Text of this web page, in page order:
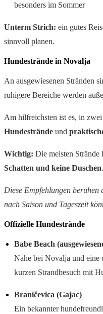
besonders im Sommer
Unterm Strich: ein gutes
sinnvoll planen.
Hundestrände in Novalja
An ausgewiesenen Stränden
ruhigere Bereiche werden
Am hilfreichsten ist es, in
Hundestrände und
Wichtig: Die meisten Strände
Schatten und keine Duschen.
Diese Empfehlungen
nach Saison und Tageszeit
Offizielle Hundestrände
Babe Beach
Nahe bei Novalja und eine
kurzen Strandbesuch mit
Braničevica (Gajac)
Ein bekannter